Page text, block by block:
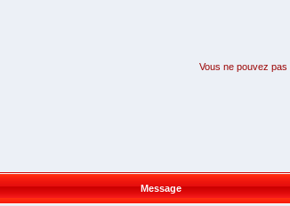
Vous ne pouvez
Message